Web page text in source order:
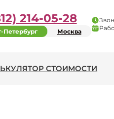
214-05-28
Петербург Москва
СТОИМОСТИ